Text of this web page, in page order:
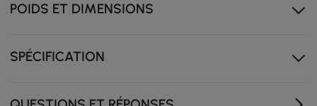
Plateau en grès fritté durable et résistant aux taches
que tous vos appareils restent sous tension
POIDS ET DIMENSIONS
SPÉCIFICATION